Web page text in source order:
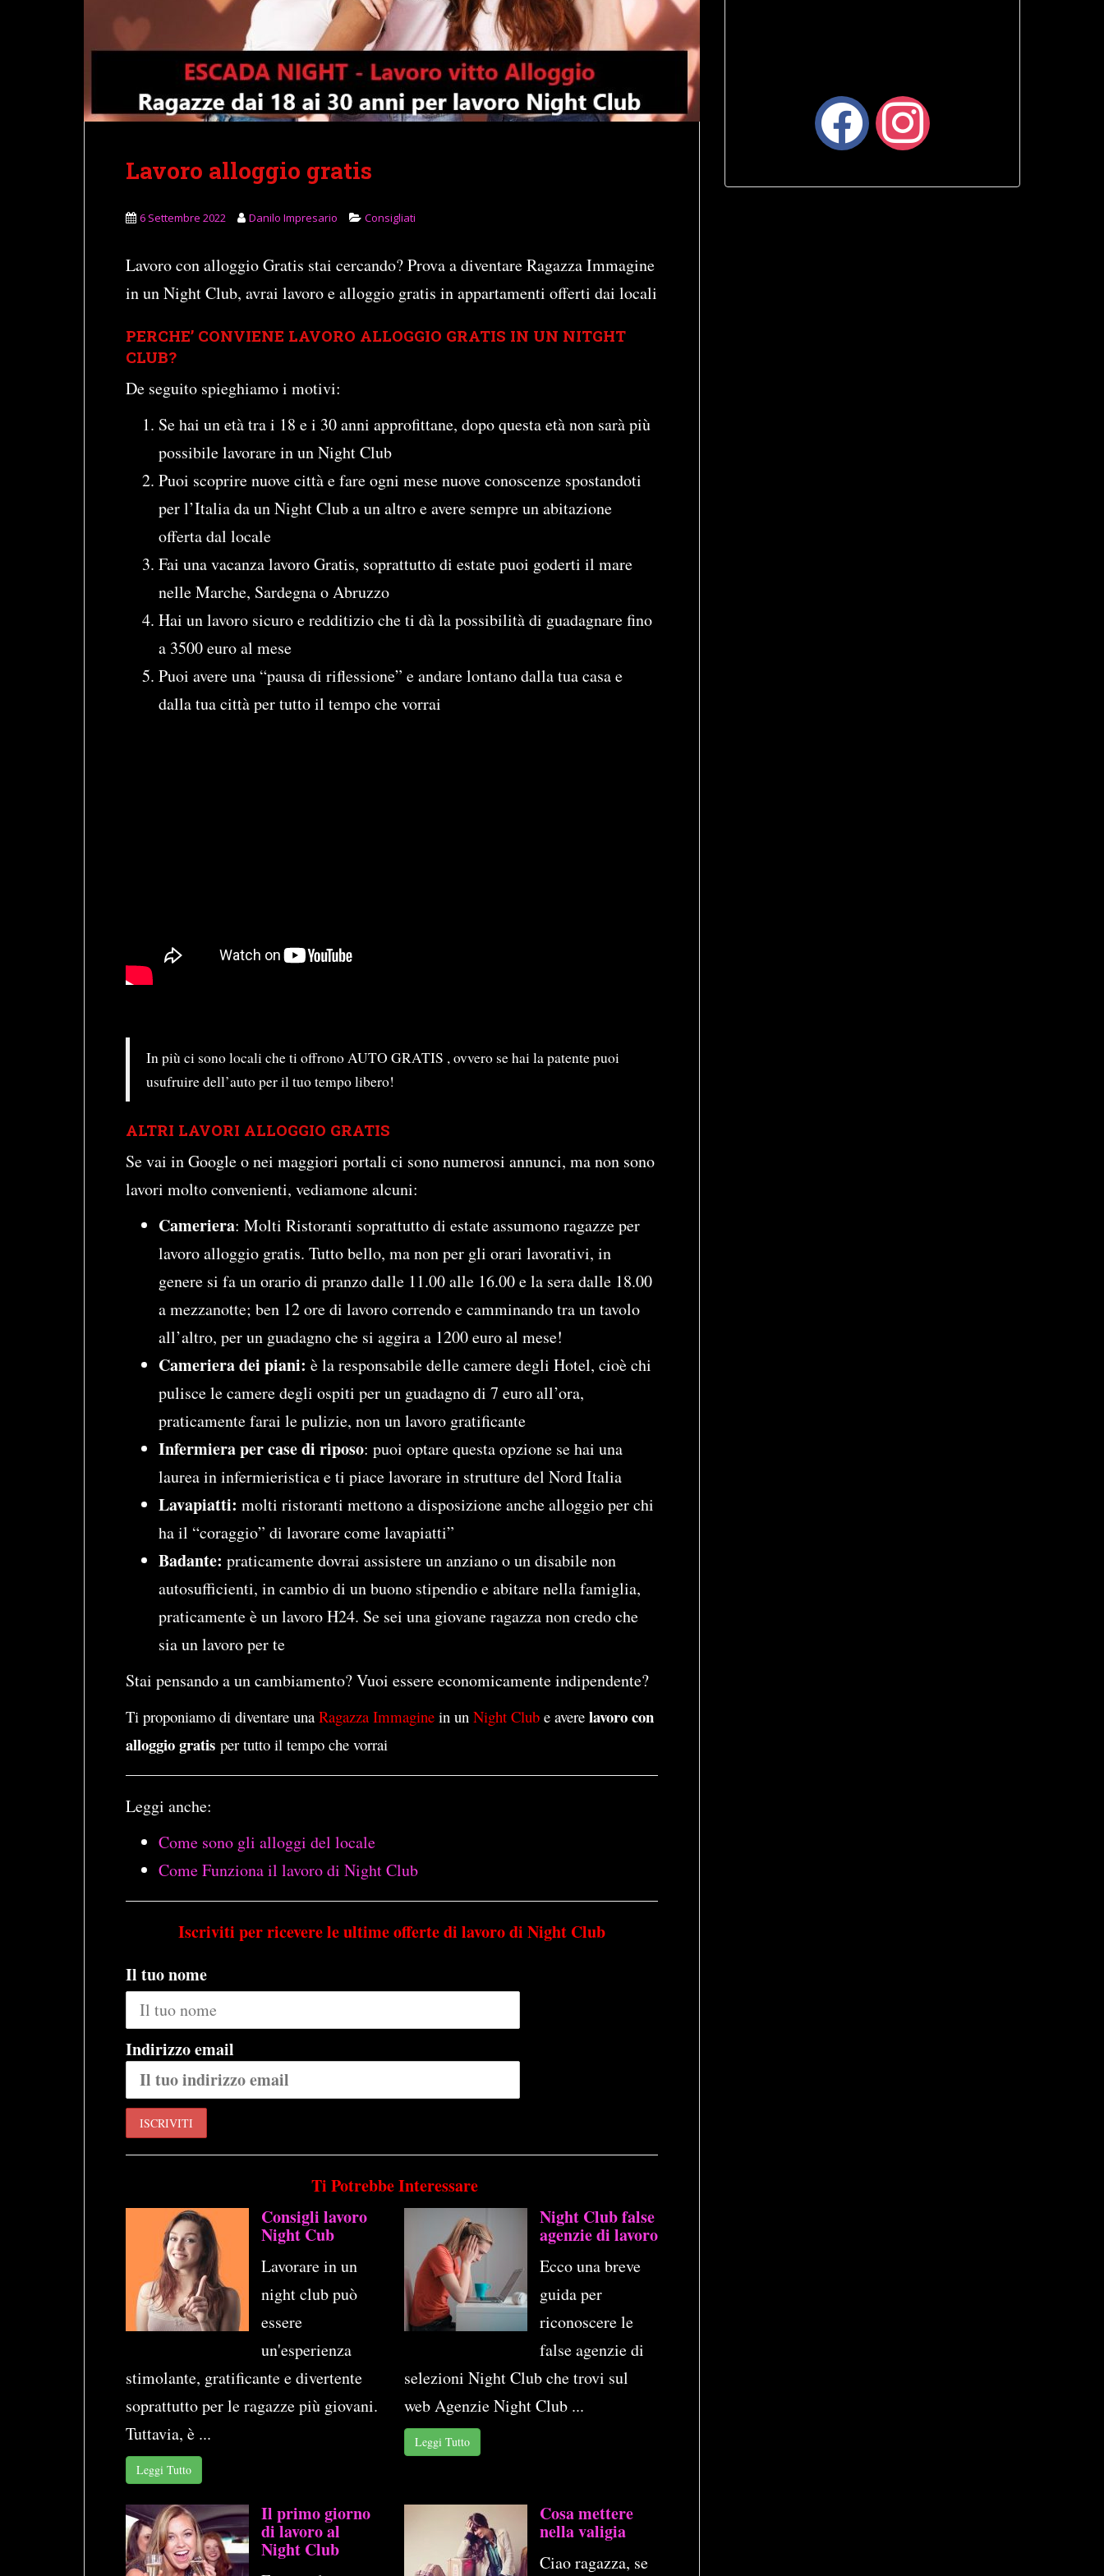
Lavoro alloggio gratis
6 Settembre 2022 Danilo Impresario Consigliati
Lavoro con alloggio Gratis stai cercando? Prova a diventare Ragazza Immagine
in un Night Club, avrai lavoro e alloggio gratis in appartamenti offerti dai locali
PERCHE’ CONVIENE LAVORO ALLOGGIO GRATIS IN UN NITGHT
CLUB?
De seguito spieghiamo i motivi:
Se hai un età tra i 18 e i 30 anni approfittane, dopo questa età non sarà più
possibile lavorare in un Night Club
Puoi scoprire nuove città e fare ogni mese nuove conoscenze spostandoti
per l’Italia da un Night Club a un altro e avere sempre un abitazione
offerta dal locale
Fai una vacanza lavoro Gratis, soprattutto di estate puoi goderti il mare
nelle Marche, Sardegna o Abruzzo
Hai un lavoro sicuro e redditizio che ti dà la possibilità di guadagnare fino
a 3500 euro al mese
Puoi avere una “pausa di riflessione” e andare lontano dalla tua casa e
dalla tua città per tutto il tempo che vorrai
In più ci sono locali che ti offrono AUTO GRATIS , ovvero se hai la patente puoi
usufruire dell’auto per il tuo tempo libero!
ALTRI LAVORI ALLOGGIO GRATIS
Se vai in Google o nei maggiori portali ci sono numerosi annunci, ma non sono
lavori molto convenienti, vediamone alcuni:
Cameriera: Molti Ristoranti soprattutto di estate assumono ragazze per
lavoro alloggio gratis. Tutto bello, ma non per gli orari lavorativi, in
genere si fa un orario di pranzo dalle 11.00 alle 16.00 e la sera dalle 18.00
a mezzanotte; ben 12 ore di lavoro correndo e camminando tra un tavolo
all’altro, per un guadagno che si aggira a 1200 euro al mese!
Cameriera dei piani: è la responsabile delle camere degli Hotel, cioè chi
pulisce le camere degli ospiti per un guadagno di 7 euro all’ora,
praticamente farai le pulizie, non un lavoro gratificante
Infermiera per case di riposo: puoi optare questa opzione se hai una
laurea in infermieristica e ti piace lavorare in strutture del Nord Italia
Lavapiatti: molti ristoranti mettono a disposizione anche alloggio per chi
ha il “coraggio” di lavorare come lavapiatti”
Badante: praticamente dovrai assistere un anziano o un disabile non
autosufficienti, in cambio di un buono stipendio e abitare nella famiglia,
praticamente è un lavoro H24. Se sei una giovane ragazza non credo che
sia un lavoro per te
Stai pensando a un cambiamento? Vuoi essere economicamente indipendente?
Ti proponiamo di diventare una Ragazza Immagine in un Night Club e avere lavoro con
alloggio gratis per tutto il tempo che vorrai
Leggi anche:
Come sono gli alloggi del locale
Come Funziona il lavoro di Night Club
Iscriviti per ricevere le ultime offerte di lavoro di Night Club
Il tuo nome
Indirizzo email
Ti Potrebbe Interessare
Consigli lavoro
Night Cub
Lavorare in un
night club può
essere
un'esperienza
stimolante, gratificante e divertente
soprattutto per le ragazze più giovani.
Tuttavia, è ...
Leggi Tutto
Night Club false
agenzie di lavoro
Ecco una breve
guida per
riconoscere le
false agenzie di
selezioni Night Club che trovi sul
web Agenzie Night Club ...
Leggi Tutto
Il primo giorno
di lavoro al
Night Club
Cosa mettere
nella valigia
Ciao ragazza, se
facebook instagram